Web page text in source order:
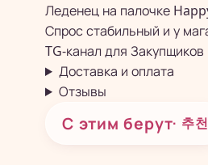
Леденец на палочке
Спрос стабильный и у
TG-канал для Закупщиков
Доставка и оплата
Отзывы
С этим берут· 추천